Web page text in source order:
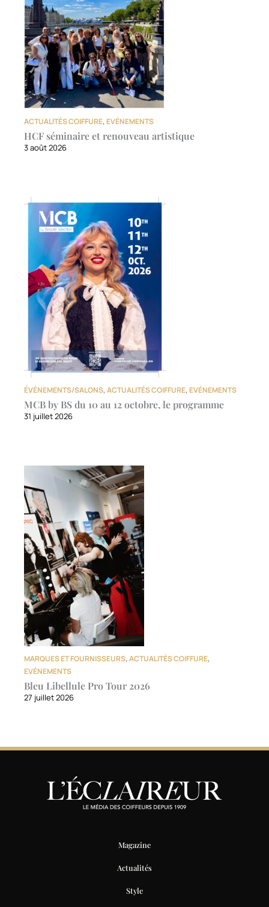
ACTUALITÉS COIFFURE, EVÉNEMENTS
HCF séminaire et renouveau artistique
3 août 2026
ÉVÉNEMENTS/SALONS,ACTUALITÉS COIFFURE, EVÉNEMENTS
MCB by BS du 10 au 12 octobre, le programme
31 juillet 2026
MARQUES ET FOURNISSEURS,ACTUALITÉS COIFFURE,
EVÉNEMENTS
Bleu Libellule Pro Tour 2026
27 juillet 2026
Magazine
Actualités
Style